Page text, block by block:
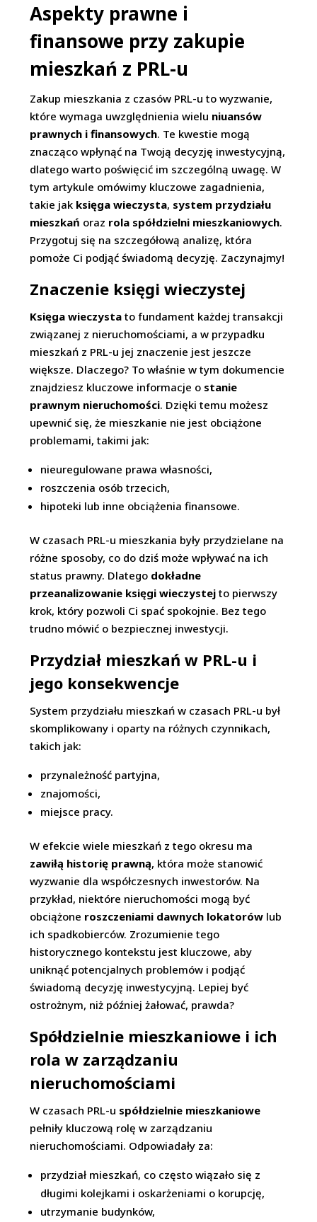
Aspekty prawne i
finansowe przy zakupie
mieszkań z PRL-u
Zakup mieszkania z czasów PRL-u to wyzwanie,
które wymaga uwzględnienia wielu niuansów
prawnych i finansowych. Te kwestie mogą
znacząco wpłynąć na Twoją decyzję inwestycyjną,
dlatego warto poświęcić im szczególną uwagę. W
tym artykule omówimy kluczowe zagadnienia,
takie jak księga wieczysta, system przydziału
mieszkań oraz rola spółdzielni mieszkaniowych.
Przygotuj się na szczegółową analizę, która
pomoże Ci podjąć świadomą decyzję. Zaczynajmy!
Znaczenie księgi wieczystej
Księga wieczysta to fundament każdej transakcji
związanej z nieruchomościami, a w przypadku
mieszkań z PRL-u jej znaczenie jest jeszcze
większe. Dlaczego? To właśnie w tym dokumencie
znajdziesz kluczowe informacje o stanie
prawnym nieruchomości. Dzięki temu możesz
upewnić się, że mieszkanie nie jest obciążone
problemami, takimi jak:
nieuregulowane prawa własności,
roszczenia osób trzecich,
hipoteki lub inne obciążenia finansowe.
W czasach PRL-u mieszkania były przydzielane na
różne sposoby, co do dziś może wpływać na ich
status prawny. Dlatego dokładne
przeanalizowanie księgi wieczystej to pierwszy
krok, który pozwoli Ci spać spokojnie. Bez tego
trudno mówić o bezpiecznej inwestycji.
Przydział mieszkań w PRL-u i
jego konsekwencje
System przydziału mieszkań w czasach PRL-u był
skomplikowany i oparty na różnych czynnikach,
takich jak:
przynależność partyjna,
znajomości,
miejsce pracy.
W efekcie wiele mieszkań z tego okresu ma
zawiłą historię prawną, która może stanowić
wyzwanie dla współczesnych inwestorów. Na
przykład, niektóre nieruchomości mogą być
obciążone roszczeniami dawnych lokatorów lub
ich spadkobierców. Zrozumienie tego
historycznego kontekstu jest kluczowe, aby
uniknąć potencjalnych problemów i podjąć
świadomą decyzję inwestycyjną. Lepiej być
ostrożnym, niż później żałować, prawda?
Spółdzielnie mieszkaniowe i ich
rola w zarządzaniu
nieruchomościami
W czasach PRL-u spółdzielnie mieszkaniowe
pełniły kluczową rolę w zarządzaniu
nieruchomościami. Odpowiadały za:
przydział mieszkań, co często wiązało się z
długimi kolejkami i oskarżeniami o korupcję,
utrzymanie budynków,